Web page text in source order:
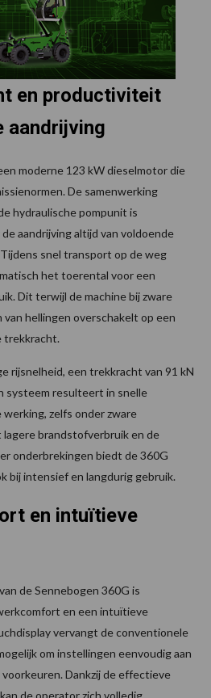
en productiviteit
aandrijving
moderne 123 kW dieselmotor die
De samenwerking
hydraulische pompunit is
aandrijving altijd van voldoende
snel transport op de weg
het toerental voor een
Dit terwijl de machine bij zware
hellingen overschakelt op een
trekkracht.
rijsnelheid, een trekkracht van 91 kN
systeem resulteert in snelle
zelfs onder zware
brandstofverbruik en de
onderbrekingen biedt de 360G
bij intensief en langdurig gebruik.
en intuïtieve
de Sennebogen 360G is
en een intuïtieve
vervangt de conventionele
om instellingen eenvoudig aan
Dankzij de effectieve